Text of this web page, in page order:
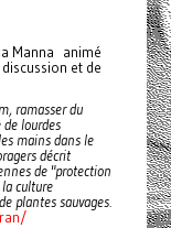
Manna animé
et de
ramasser du
de lourdes
mains dans le
décrit
de "protection
culture
plantes sauvages.